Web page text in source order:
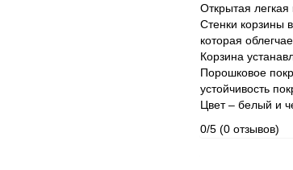
Открытая легкая
Стенки корзины
которая
Корзина
Порошковое
устойчивость
Цвет – белый и
0/5 (0 отзывов)